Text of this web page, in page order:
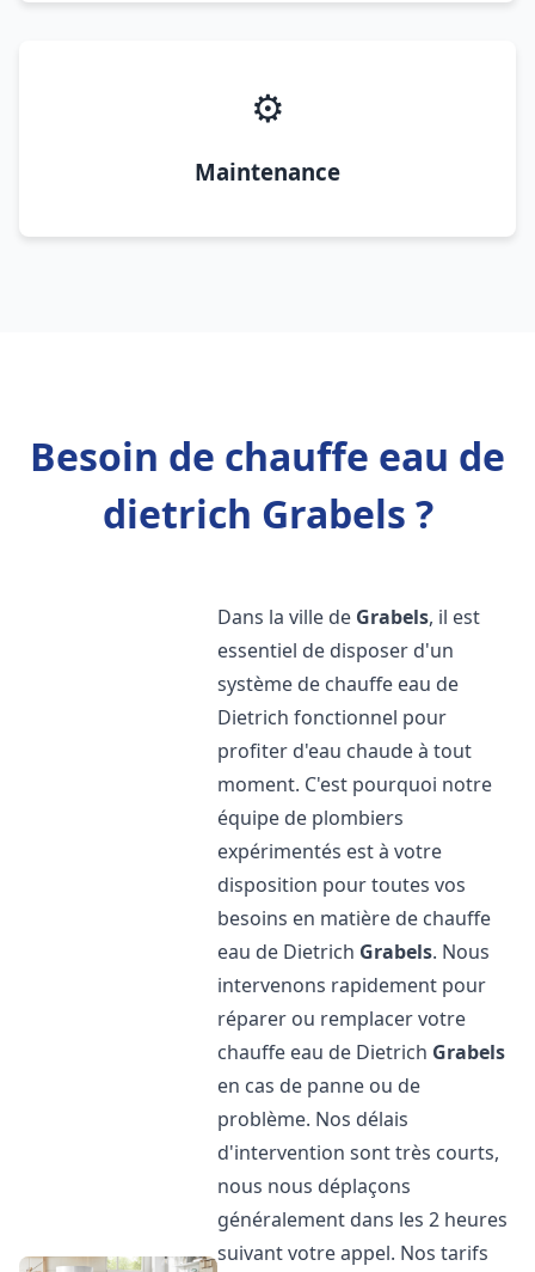
⚙️
Maintenance
Besoin de chauffe eau de
dietrich Grabels ?
Dans la ville de Grabels, il est
essentiel de disposer d'un
système de chauffe eau de
Dietrich fonctionnel pour
profiter d'eau chaude à tout
moment. C'est pourquoi notre
équipe de plombiers
expérimentés est à votre
disposition pour toutes vos
besoins en matière de chauffe
eau de Dietrich Grabels. Nous
intervenons rapidement pour
réparer ou remplacer votre
chauffe eau de Dietrich Grabels
en cas de panne ou de
problème. Nos délais
d'intervention sont très courts,
nous nous déplaçons
généralement dans les 2 heures
suivant votre appel. Nos tarifs